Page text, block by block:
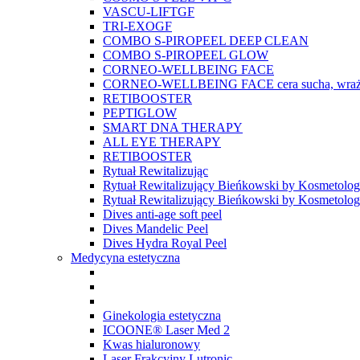
VASCU-LIFTGF
TRI-EXOGF
COMBO S-PIROPEEL DEEP CLEAN
COMBO S-PIROPEEL GLOW
CORNEO-WELLBEING FACE
CORNEO-WELLBEING FACE cera sucha,
RETIBOOSTER
PEPTIGLOW
SMART DNA THERAPY
ALL EYE THERAPY
RETIBOOSTER
Rytuał Rewitalizując
Rytuał Rewitalizujący Bieńkowski by
Rytuał Rewitalizujący Bieńkowski by
Dives anti-age soft peel
Dives Mandelic Peel
Dives Hydra Royal Peel
Medycyna estetyczna
Ginekologia estetyczna
ICOONE® Laser Med 2
Kwas hialuronowy